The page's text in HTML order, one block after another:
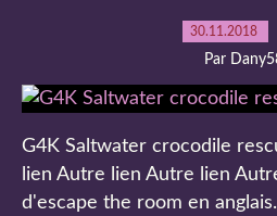
30.11.2018
Par
G4K Saltwater crocodile
lien Autre lien Autre lien
d'escape the room en